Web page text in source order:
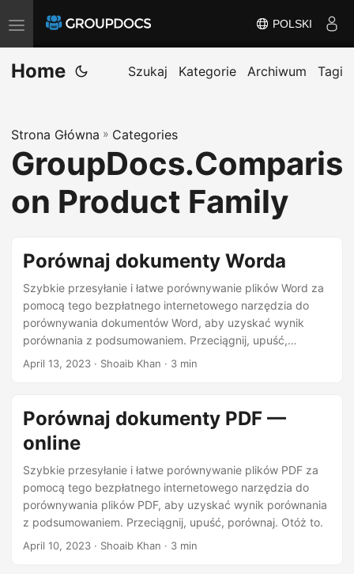
P
r
z
ą
c
n
POLSKI
Home Szukaj Kategorie Archiwum Tagi
Strona Główna » Categories
GroupDocs.Comparis
on Product Family
Porównaj dokumenty Worda
Szybkie przesyłanie i łatwe porównywanie plików Word za
pomocą tego bezpłatnego internetowego narzędzia do
porównywania dokumentów Word, aby uzyskać wynik
porównania z podsumowaniem. Przeciągnij, upuść,
porównaj. Otóż to.
April 13, 2023 · Shoaib Khan · 3 min
Porównaj dokumenty PDF —
online
Szybkie przesyłanie i łatwe porównywanie plików PDF za
pomocą tego bezpłatnego internetowego narzędzia do
porównywania plików PDF, aby uzyskać wynik porównania
z podsumowaniem. Przeciągnij, upuść, porównaj. Otóż to.
April 10, 2023 · Shoaib Khan · 3 min